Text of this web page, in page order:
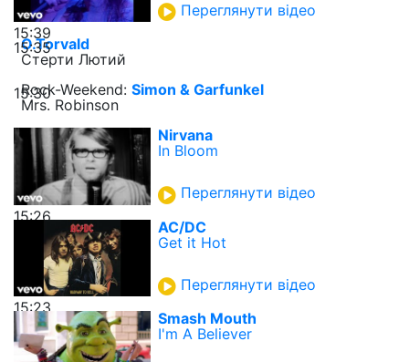
15:39
Переглянути відео
15:35
O.Torvald
Стерти Лютий
15:30
Rock-Weekend: Simon & Garfunkel
Mrs. Robinson
15:26
Nirvana
In Bloom
Переглянути відео
15:23
AC/DC
Get it Hot
Переглянути відео
Smash Mouth
I'm A Believer